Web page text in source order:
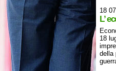
18
L’
18
della